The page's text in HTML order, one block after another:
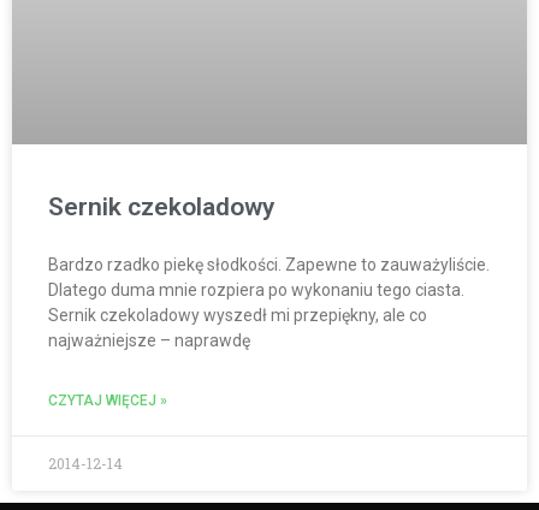
Sernik czekoladowy
Bardzo rzadko piekę słodkości. Zapewne to zauważyliście.
Dlatego duma mnie rozpiera po wykonaniu tego ciasta.
Sernik czekoladowy wyszedł mi przepiękny, ale co
najważniejsze – naprawdę
CZYTAJ WIĘCEJ »
2014-12-14